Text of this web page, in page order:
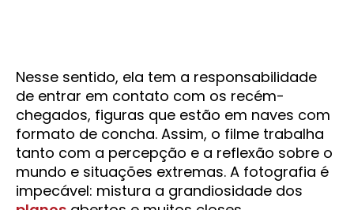
Nesse sentido, ela tem a responsabilidade
de entrar em contato com os recém-
chegados, figuras que estão em naves com
formato de concha. Assim, o filme trabalha
tanto com a percepção e a reflexão sobre o
mundo e situações extremas. A fotografia é
impecável: mistura a grandiosidade dos